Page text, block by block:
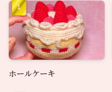
ホールケーキ